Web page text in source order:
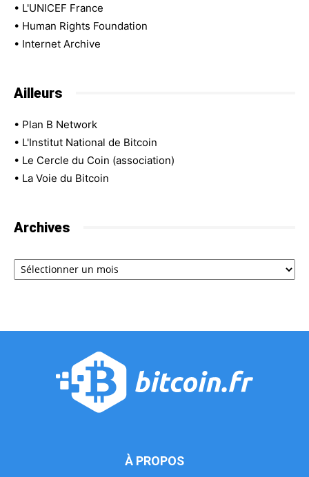
• L'UNICEF France
• Human Rights Foundation
• Internet Archive
Ailleurs
• Plan B Network
• L'Institut National de Bitcoin
• Le Cercle du Coin (association)
• La Voie du Bitcoin
Archives
Archives
À PROPOS